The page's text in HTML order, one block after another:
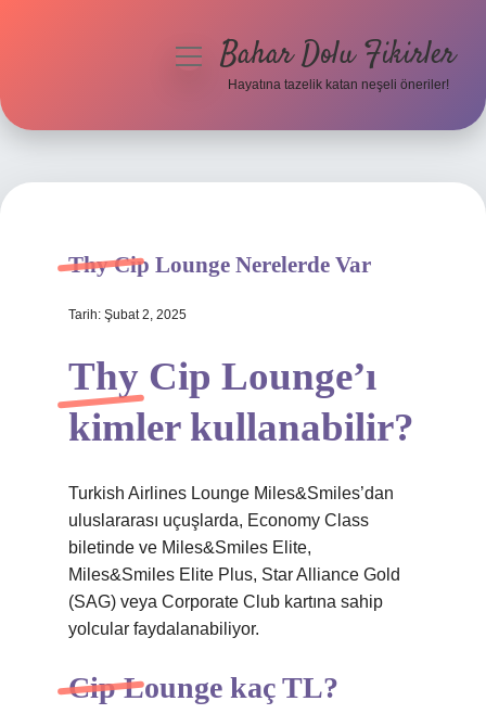
Hakkımızda
menüyüBahar Dolu Fikirler
Hayatına tazelik katan neşeli öneriler!
Thy Cip Lounge Nerelerde Var
Tarih: Şubat 2, 2025
Thy Cip Lounge’ı
kimler kullanabilir?
Turkish Airlines Lounge Miles&Smiles’dan
uluslararası uçuşlarda, Economy Class
biletinde ve Miles&Smiles Elite,
Miles&Smiles Elite Plus, Star Alliance Gold
(SAG) veya Corporate Club kartına sahip
yolcular faydalanabiliyor.
Cip Lounge kaç TL?